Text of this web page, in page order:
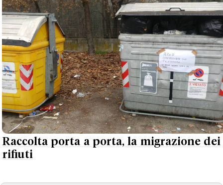
Raccolta porta a porta, la migrazione dei
rifiuti